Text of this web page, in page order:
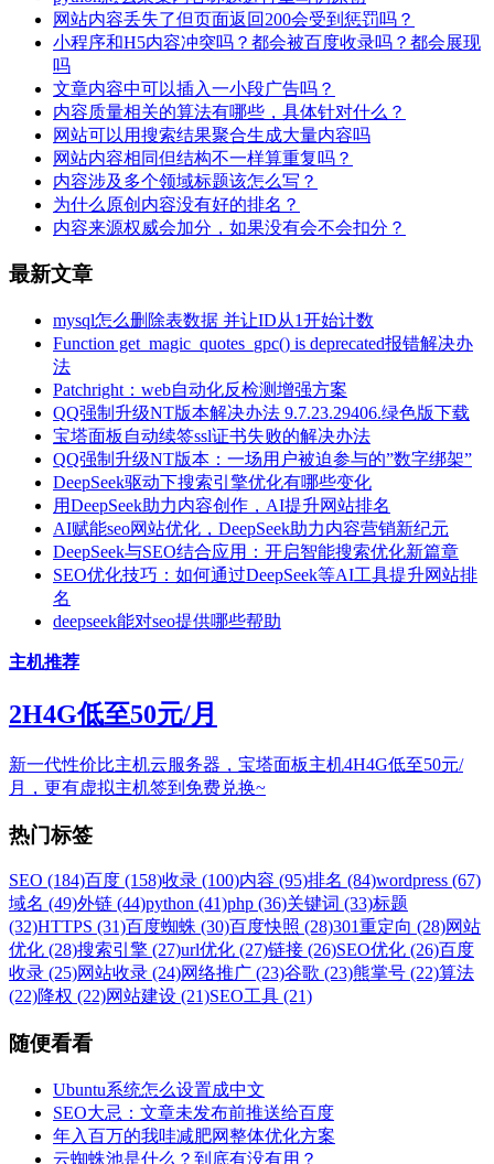
网站内容丢失了但页面返回200会受到惩罚吗？
小程序和H5内容冲突吗？都会被百度收录吗？都会展现
吗
文章内容中可以插入一小段广告吗？
内容质量相关的算法有哪些，具体针对什么？
网站可以用搜索结果聚合生成大量内容吗
网站内容相同但结构不一样算重复吗？
内容涉及多个领域标题该怎么写？
为什么原创内容没有好的排名？
内容来源权威会加分，如果没有会不会扣分？
最新文章
mysql怎么删除表数据 并让ID从1开始计数
Function get_magic_quotes_gpc() is deprecated报错解决办
法
Patchright：web自动化反检测增强方案
QQ强制升级NT版本解决办法 9.7.23.29406.绿色版下载
宝塔面板自动续签ssl证书失败的解决办法
QQ强制升级NT版本：一场用户被迫参与的”数字绑架”
DeepSeek驱动下搜索引擎优化有哪些变化
用DeepSeek助力内容创作，AI提升网站排名
AI赋能seo网站优化，DeepSeek助力内容营销新纪元
DeepSeek与SEO结合应用：开启智能搜索优化新篇章
SEO优化技巧：如何通过DeepSeek等AI工具提升网站排
名
deepseek能对seo提供哪些帮助
主机推荐
2H4G低至50元/月
新一代性价比主机云服务器，宝塔面板主机4H4G低至50元/
月，更有虚拟主机签到免费兑换~
热门标签
SEO (184)百度 (158)收录 (100)内容 (95)排名 (84)wordpress (67)
域名 (49)外链 (44)python (41)php (36)关键词 (33)标题
(32)HTTPS (31)百度蜘蛛 (30)百度快照 (28)301重定向 (28)网站
优化 (28)搜索引擎 (27)url优化 (27)链接 (26)SEO优化 (26)百度
收录 (25)网站收录 (24)网络推广 (23)谷歌 (23)熊掌号 (22)算法
(22)降权 (22)网站建设 (21)SEO工具 (21)
随便看看
Ubuntu系统怎么设置成中文
SEO大忌：文章未发布前推送给百度
年入百万的我哇减肥网整体优化方案
云蜘蛛池是什么？到底有没有用？